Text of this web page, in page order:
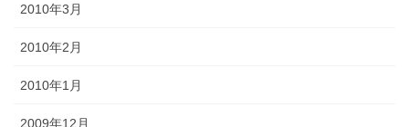
2010年3月
2010年2月
2010年1月
2009年12月